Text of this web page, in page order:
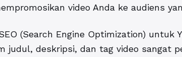
video Anda ke audiens
(Search Engine Optimization) untuk
judul, deskripsi, dan tag video sangat